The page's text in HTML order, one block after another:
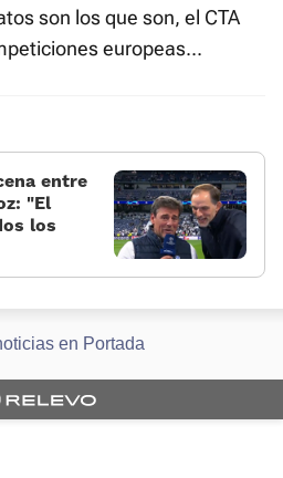
son los que son, el CTA
europeas...
entre
“El
los
en Portada